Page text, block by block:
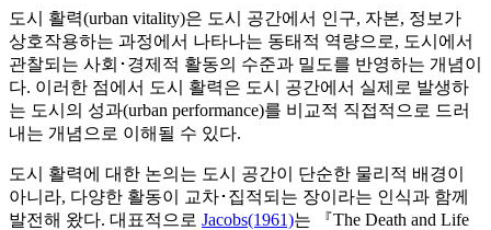
도시 활력(urban vitality)은 도시 공간에서 인구, 자본, 정보가
상호작용하는 과정에서 나타나는 동태적 역량으로, 도시에서
관찰되는 사회･경제적 활동의 수준과 밀도를 반영하는 개념이
다. 이러한 점에서 도시 활력은 도시 공간에서 실제로 발생하
는 도시의 성과(urban performance)를 비교적 직접적으로 드러
내는 개념으로 이해될 수 있다.
도시 활력에 대한 논의는 도시 공간이 단순한 물리적 배경이
아니라, 다양한 활동이 교차･집적되는 장이라는 인식과 함께
발전해 왔다. 대표적으로 Jacobs(1961)는 『The Death and Life